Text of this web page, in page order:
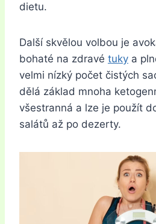
dietu.
Další skvělou volbou je
bohaté na zdravé tuky a
velmi nízký počet čistých
dělá základ mnoha
všestranná a lze je použít
salátů až po dezerty.